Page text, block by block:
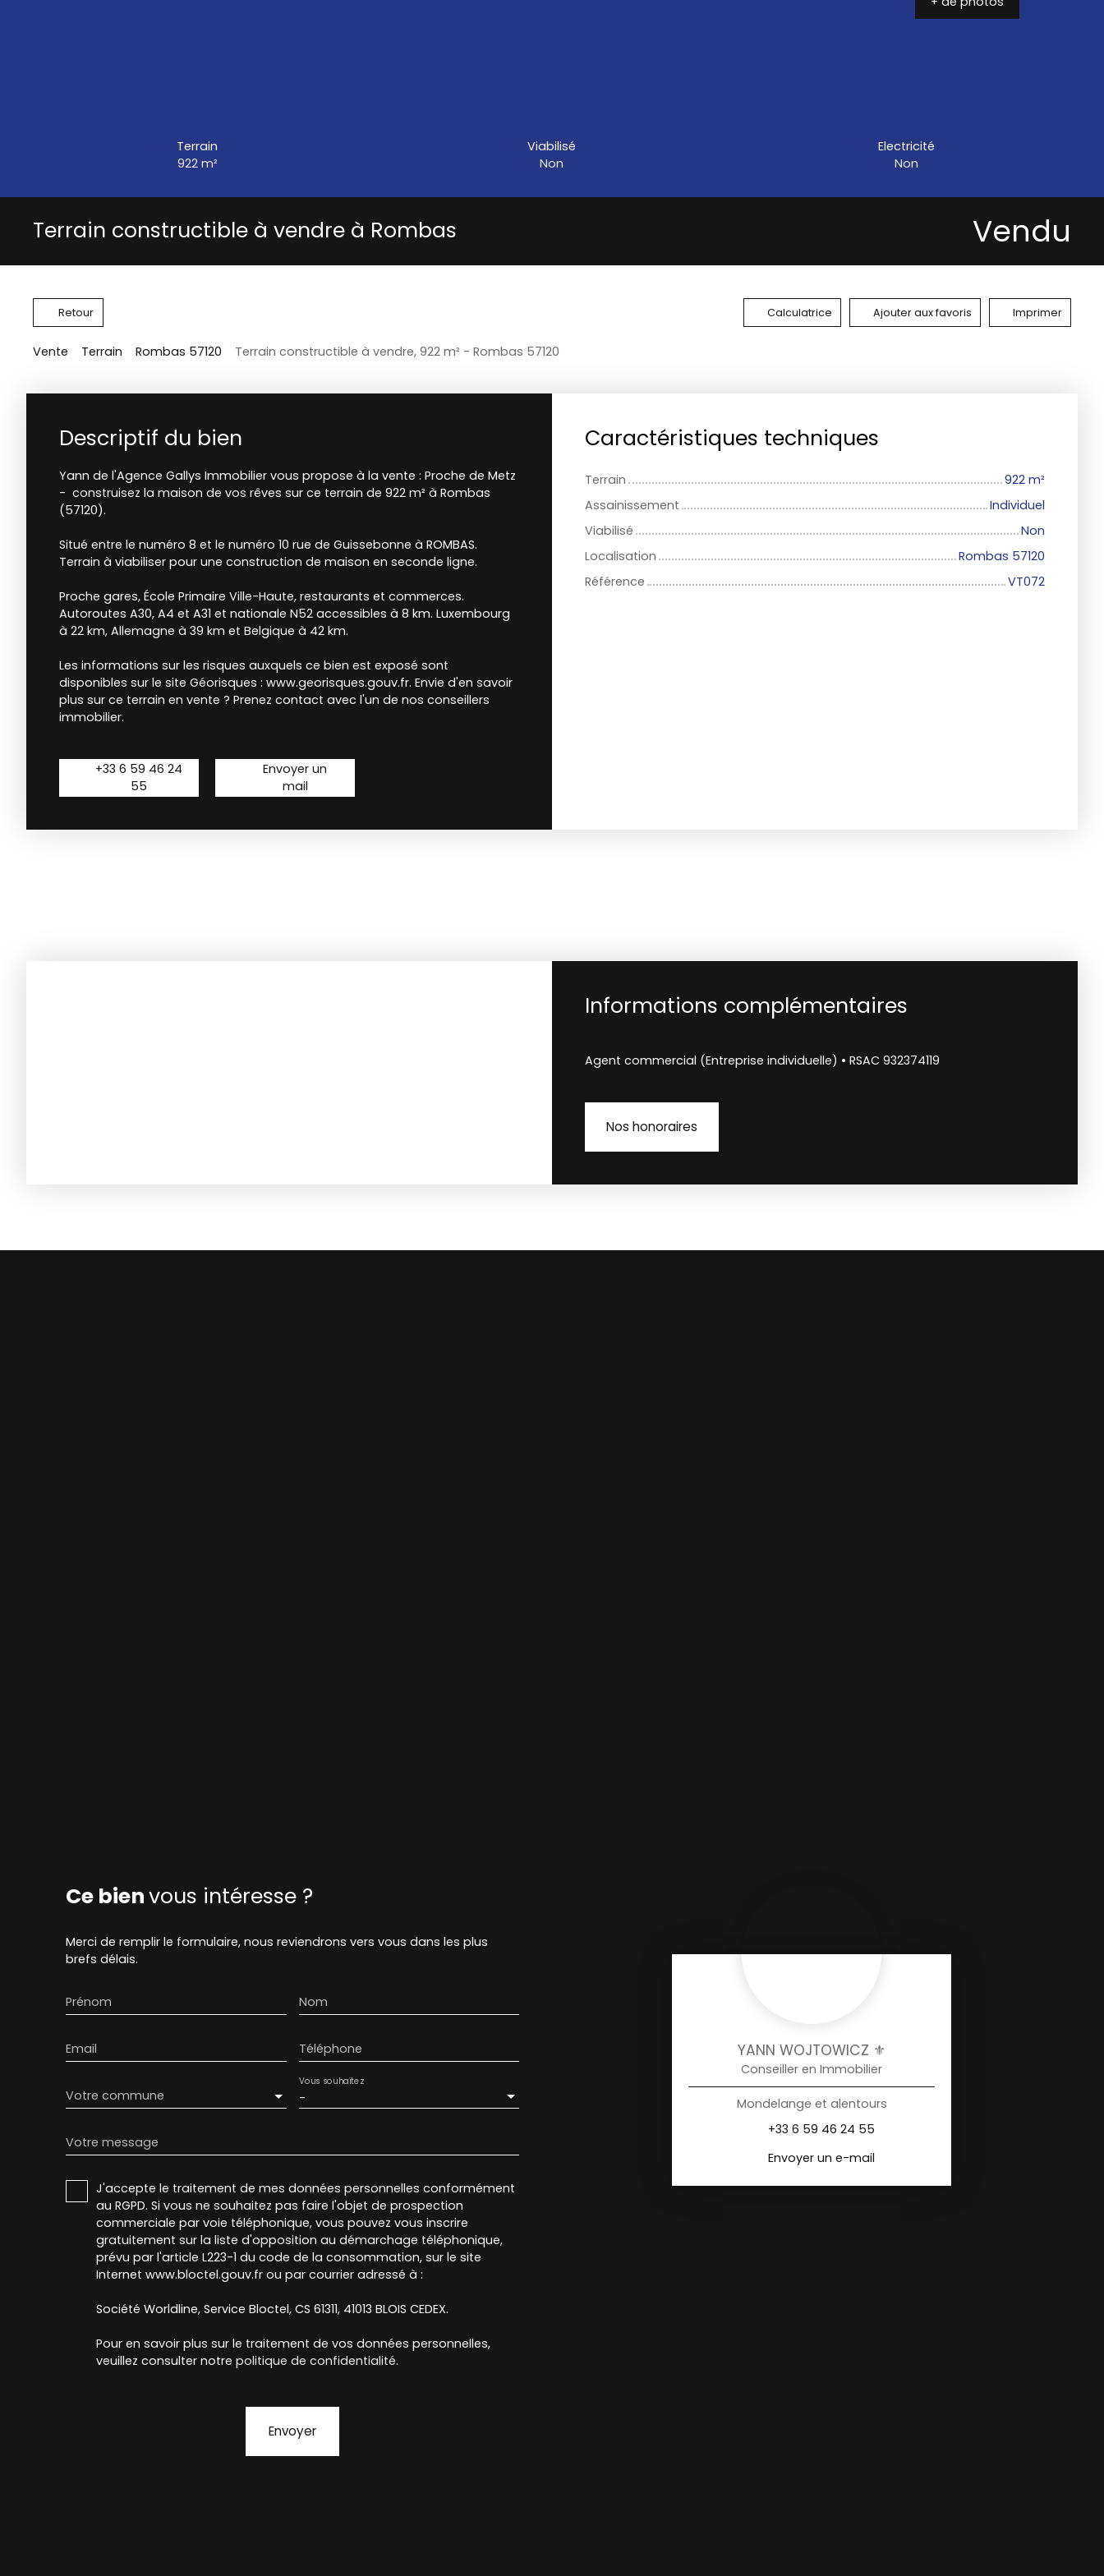
Terrain
922 m²
Viabilisé
Non
Electricité
Non
Terrain constructible à vendre à Rombas Vendu
Retour Calculatrice Ajouter aux favoris Imprimer
Vente Terrain Rombas 57120 Terrain constructible à vendre, 922 m² - Rombas 57120
Descriptif du bien
Yann de l'Agence Gallys Immobilier vous propose à la vente : Proche de Metz
- construisez la maison de vos rêves sur ce terrain de 922 m² à Rombas
(57120).
Situé entre le numéro 8 et le numéro 10 rue de Guissebonne à ROMBAS.
Terrain à viabiliser pour une construction de maison en seconde ligne.
Proche gares, École Primaire Ville-Haute, restaurants et commerces.
Autoroutes A30, A4 et A31 et nationale N52 accessibles à 8 km. Luxembourg
à 22 km, Allemagne à 39 km et Belgique à 42 km.
Les informations sur les risques auxquels ce bien est exposé sont
disponibles sur le site Géorisques : www.georisques.gouv.fr. Envie d'en savoir
plus sur ce terrain en vente ? Prenez contact avec l'un de nos conseillers
immobilier.
+33 6 59 46 24
55
Envoyer un
mail
Caractéristiques techniques
Terrain 922 m²
Assainissement
Individuel
Viabilisé
Non
Localisation
Rombas 57120
Référence
VT072
Informations complémentaires
Agent commercial (Entreprise individuelle) • RSAC 932374119
Nos honoraires
Ce bienvous intéresse ?
Merci de remplir le formulaire, nous reviendrons vers vous dans les plus
brefs délais.
Prénom Nom
Email Téléphone
Votre commune -
Vous souhaitez
Votre message
J'accepte le traitement de mes données personnelles conformément
au RGPD. Si vous ne souhaitez pas faire l'objet de prospection
commerciale par voie téléphonique, vous pouvez vous inscrire
gratuitement sur la liste d'opposition au démarchage téléphonique,
prévu par l'article L223-1 du code de la consommation, sur le site
Internet www.bloctel.gouv.fr ou par courrier adressé à :
Société Worldline, Service Bloctel, CS 61311, 41013 BLOIS CEDEX.
Pour en savoir plus sur le traitement de vos données personnelles,
veuillez consulter notre politique de confidentialité.
Envoyer
YANN WOJTOWICZ ⚜️
Conseiller en Immobilier
Mondelange et alentours
+33 6 59 46 24 55
Envoyer un e-mail